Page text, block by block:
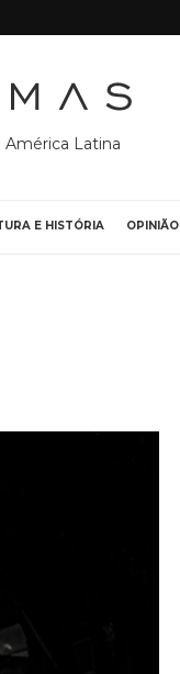
América Latina
E HISTÓRIA OPINIÃO